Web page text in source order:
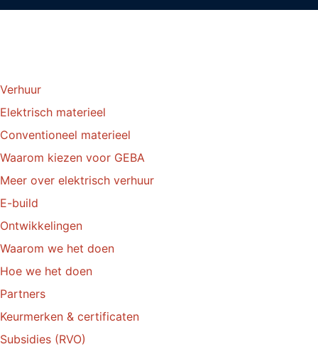
Verhuur
Elektrisch materieel
Conventioneel materieel
Waarom kiezen voor GEBA
Meer over elektrisch verhuur
E-build
Ontwikkelingen
Waarom we het doen
Hoe we het doen
Partners
Keurmerken & certificaten
Subsidies (RVO)